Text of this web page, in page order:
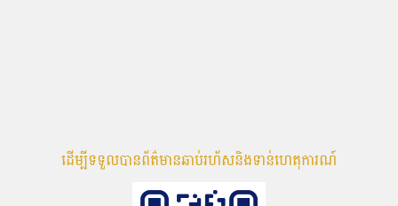
ដើម្បីទទួលបានព័ត៌មានឆាប់រហ័សនិងទាន់ហេតុការណ៍